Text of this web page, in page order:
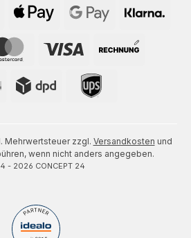
Mehrwertsteuer zzgl. Versandkosten und
wenn nicht anders angegeben.
- 2026 CONCEPT 24